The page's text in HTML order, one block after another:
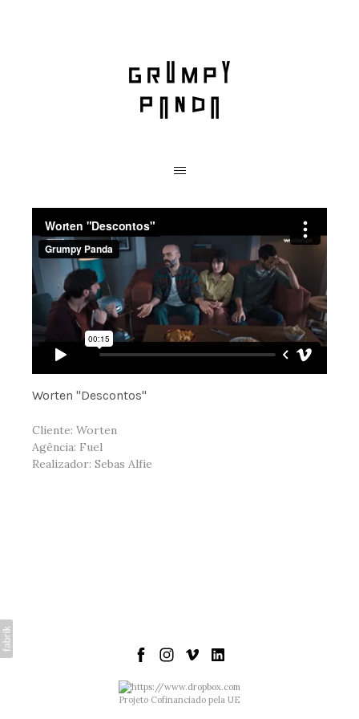
Worten "Descontos"
Cliente: Worten
Agência: Fuel
Realizador: Sebas Alfie
Projeto Cofinanciado pela UE